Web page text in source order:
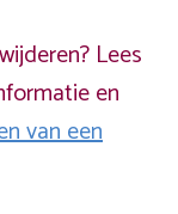
Lees
en
van een